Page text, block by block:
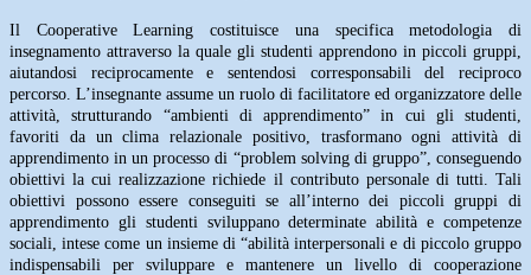
Il Cooperative Learning costituisce una specifica metodologia di
insegnamento attraverso la quale gli studenti apprendono in piccoli gruppi,
aiutandosi reciprocamente e sentendosi corresponsabili del reciproco
percorso. L’insegnante assume un ruolo di facilitatore ed organizzatore delle
attività, strutturando “ambienti di apprendimento” in cui gli studenti,
favoriti da un clima relazionale positivo, trasformano ogni attività di
apprendimento in un processo di “problem solving di gruppo”, conseguendo
obiettivi la cui realizzazione richiede il contributo personale di tutti. Tali
obiettivi possono essere conseguiti se all’interno dei piccoli gruppi di
apprendimento gli studenti sviluppano determinate abilità e competenze
sociali, intese come un insieme di “abilità interpersonali e di piccolo gruppo
indispensabili per sviluppare e mantenere un livello di cooperazione